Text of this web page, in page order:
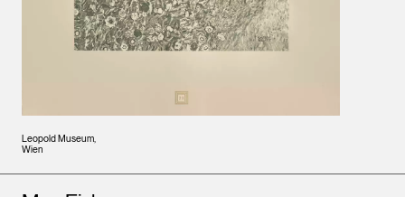
Leopold Museum,
Wien